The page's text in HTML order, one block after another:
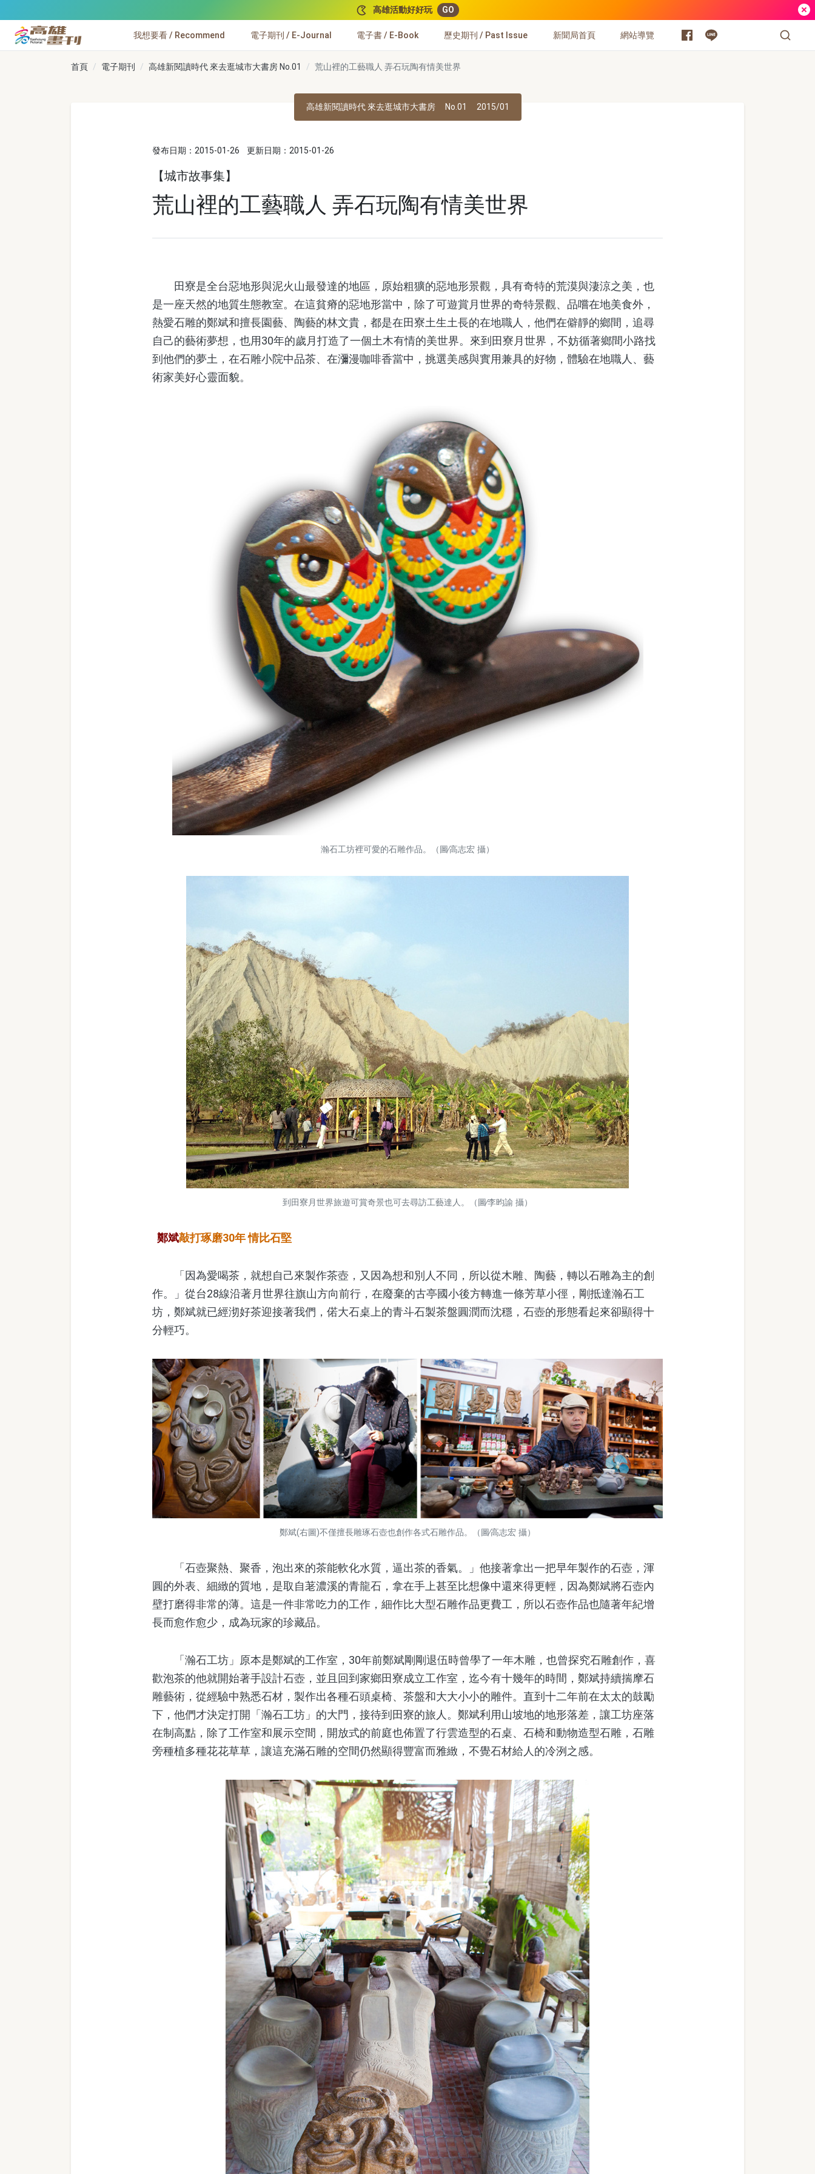
高雄活動好好玩 GO
高雄畫刊
我想要看 / Recommend 電子期刊 / E-Journal 電子書 / E-Book 歷史期刊 / Past Issue 新聞局首頁 網站導覽
首頁 電子期刊 高雄新閱讀時代 來去逛城市大書房 No.01 荒山裡的工藝職人 弄石玩陶有情美世界
高雄新閱讀時代 來去逛城市大書房 No.01 2015/01
發布日期：2015-01-26 更新日期：2015-01-26
【城市故事集】
荒山裡的工藝職人 弄石玩陶有情美世界
田寮是全台惡地形與泥火山最發達的地區，原始粗獷的惡地形景觀，具有奇特的荒漠與淒涼之美，也
是一座天然的地質生態教室。在這貧瘠的惡地形當中，除了可遊賞月世界的奇特景觀、品嚐在地美食外，
熱愛石雕的鄭斌和擅長園藝、陶藝的林文貴，都是在田寮土生土長的在地職人，他們在僻靜的鄉間，追尋
自己的藝術夢想，也用30年的歲月打造了一個土木有情的美世界。來到田寮月世界，不妨循著鄉間小路找
到他們的夢土，在石雕小院中品茶、在瀰漫咖啡香當中，挑選美感與實用兼具的好物，體驗在地職人、藝
術家美好心靈面貌。
瀚石工坊裡可愛的石雕作品。（圖∕高志宏 攝）
到田寮月世界旅遊可賞奇景也可去尋訪工藝達人。（圖∕李昀諭 攝）
鄭斌敲打琢磨30年 情比石堅
「因為愛喝茶，就想自己來製作茶壺，又因為想和別人不同，所以從木雕、陶藝，轉以石雕為主的創
作。」從台28線沿著月世界往旗山方向前行，在廢棄的古亭國小後方轉進一條芳草小徑，剛抵達瀚石工
坊，鄭斌就已經沏好茶迎接著我們，偌大石桌上的青斗石製茶盤圓潤而沈穩，石壺的形態看起來卻顯得十
分輕巧。
鄭斌(右圖)不僅擅長雕琢石壺也創作各式石雕作品。（圖∕高志宏 攝）
「石壺聚熱、聚香，泡出來的茶能軟化水質，逼出茶的香氣。」他接著拿出一把早年製作的石壺，渾
圓的外表、細緻的質地，是取自荖濃溪的青龍石，拿在手上甚至比想像中還來得更輕，因為鄭斌將石壺內
壁打磨得非常的薄。這是一件非常吃力的工作，細作比大型石雕作品更費工，所以石壺作品也隨著年紀增
長而愈作愈少，成為玩家的珍藏品。
「瀚石工坊」原本是鄭斌的工作室，30年前鄭斌剛剛退伍時曾學了一年木雕，也曾探究石雕創作，喜
歡泡茶的他就開始著手設計石壺，並且回到家鄉田寮成立工作室，迄今有十幾年的時間，鄭斌持續揣摩石
雕藝術，從經驗中熟悉石材，製作出各種石頭桌椅、茶盤和大大小小的雕件。直到十二年前在太太的鼓勵
下，他們才決定打開「瀚石工坊」的大門，接待到田寮的旅人。鄭斌利用山坡地的地形落差，讓工坊座落
在制高點，除了工作室和展示空間，開放式的前庭也佈置了行雲造型的石桌、石椅和動物造型石雕，石雕
旁種植多種花花草草，讓這充滿石雕的空間仍然顯得豐富而雅緻，不覺石材給人的冷洌之感。